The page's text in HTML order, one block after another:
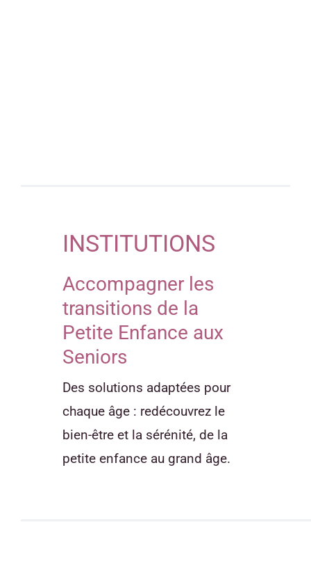
INSTITUTIONS
Accompagner les
transitions de la
Petite Enfance aux
Seniors
Des solutions adaptées pour
chaque âge : redécouvrez le
bien-être et la sérénité, de la
petite enfance au grand âge.